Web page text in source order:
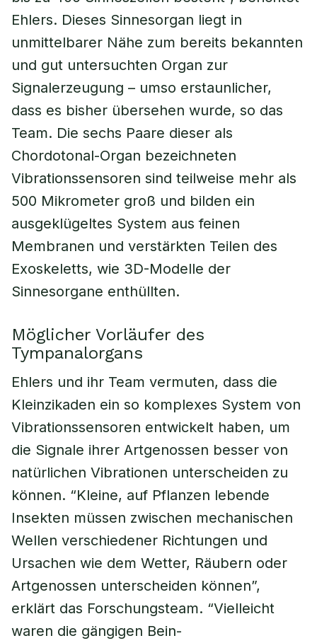
Ehlers. Dieses Sinnesorgan liegt in
unmittelbarer Nähe zum bereits bekannten
und gut untersuchten Organ zur
Signalerzeugung – umso erstaunlicher,
dass es bisher übersehen wurde, so das
Team. Die sechs Paare dieser als
Chordotonal-Organ bezeichneten
Vibrationssensoren sind teilweise mehr als
500 Mikrometer groß und bilden ein
ausgeklügeltes System aus feinen
Membranen und verstärkten Teilen des
Exoskeletts, wie 3D-Modelle der
Sinnesorgane enthüllten.
Möglicher Vorläufer des
Tympanalorgans
Ehlers und ihr Team vermuten, dass die
Kleinzikaden ein so komplexes System von
Vibrationssensoren entwickelt haben, um
die Signale ihrer Artgenossen besser von
natürlichen Vibrationen unterscheiden zu
können. “Kleine, auf Pflanzen lebende
Insekten müssen zwischen mechanischen
Wellen verschiedener Richtungen und
Ursachen wie dem Wetter, Räubern oder
Artgenossen unterscheiden können”,
erklärt das Forschungsteam. “Vielleicht
waren die gängigen Bein-